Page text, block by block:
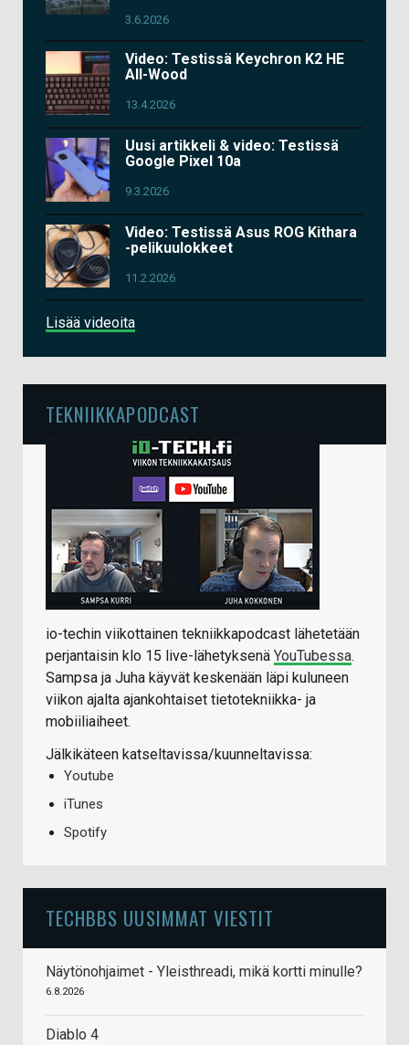
3.6.2026
Video: Testissä Keychron K2 HE
All-Wood
13.4.2026
Uusi artikkeli & video: Testissä
Google Pixel 10a
9.3.2026
Video: Testissä Asus ROG Kithara
-pelikuulokkeet
11.2.2026
Lisää videoita
TEKNIIKKAPODCAST
io-techin viikottainen tekniikkapodcast lähetetään
perjantaisin klo 15 live-lähetyksenä YouTubessa.
Sampsa ja Juha käyvät keskenään läpi kuluneen
viikon ajalta ajankohtaiset tietotekniikka- ja
mobiiliaiheet.
Jälkikäteen katseltavissa/kuunneltavissa:
Youtube
iTunes
Spotify
TECHBBS UUSIMMAT VIESTIT
Näytönohjaimet - Yleisthreadi, mikä kortti minulle?
6.8.2026
Diablo 4